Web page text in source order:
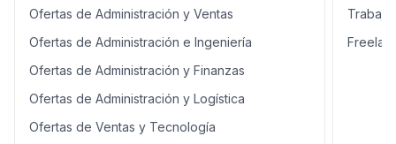
toneladas) vigente.
instalaciones Ofrecemos
Estabilidad laboral. Subsidio de
Alimentacion ¡Aplica ahora y
Adjunta tu curriculum vitae
cercanos. - Moto propia con
tacómetro en buen estado. -
verbal y escrita. - Disponibilidad
Área de la empresa: Comercial
Cargo solicitado: Mensajero
Ofertas de Administración y Ventas
Ofertas de Administración e Ingeniería
Ofertas de Administración y Finanzas
Ofertas de Administración y Logística
Ofertas de Ventas y Tecnología